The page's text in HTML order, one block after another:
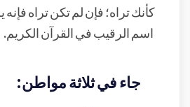
كأنك تراه؛ فإن لم تكن تراه فإنه
اسم الرقيب في القرآن الكريم.
جاء في ثلاثة مواطن: